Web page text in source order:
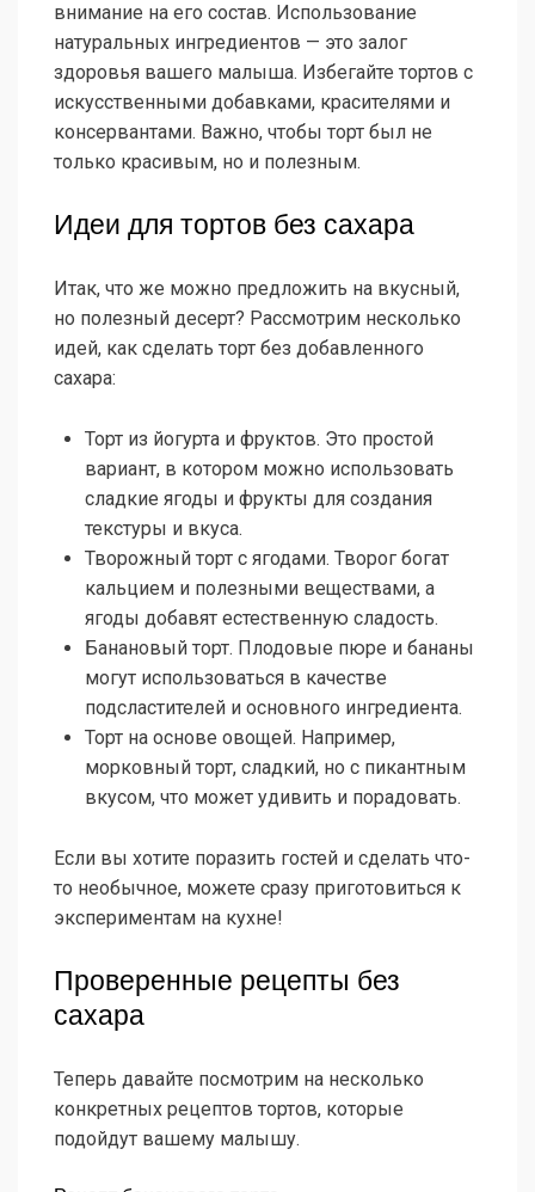
внимание на его состав. Использование
натуральных ингредиентов — это залог
здоровья вашего малыша. Избегайте тортов с
искусственными добавками, красителями и
консервантами. Важно, чтобы торт был не
только красивым, но и полезным.
Идеи для тортов без сахара
Итак, что же можно предложить на вкусный,
но полезный десерт? Рассмотрим несколько
идей, как сделать торт без добавленного
сахара:
Торт из йогурта и фруктов. Это простой
вариант, в котором можно использовать
сладкие ягоды и фрукты для создания
текстуры и вкуса.
Творожный торт с ягодами. Творог богат
кальцием и полезными веществами, а
ягоды добавят естественную сладость.
Банановый торт. Плодовые пюре и бананы
могут использоваться в качестве
подсластителей и основного ингредиента.
Торт на основе овощей. Например,
морковный торт, сладкий, но с пикантным
вкусом, что может удивить и порадовать.
Если вы хотите поразить гостей и сделать что-
то необычное, можете сразу приготовиться к
экспериментам на кухне!
Проверенные рецепты без
сахара
Теперь давайте посмотрим на несколько
конкретных рецептов тортов, которые
подойдут вашему малышу.